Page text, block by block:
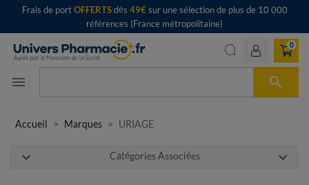
Frais de portOFFERTSdès 49€sur une sélection de plus de 10 000
références (France métropolitaine)
menu 
0
Accueil Marques URIAGE
expand_more Catégories Associées expand_more